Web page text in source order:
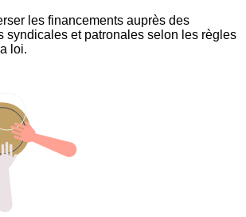
les financements auprès des
syndicales et patronales selon les règles
loi.